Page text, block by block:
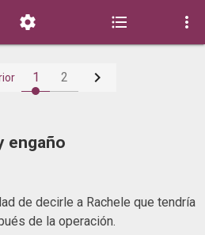
  
1 2 
engaño
de decirle a Rachele que tendría
de la operación.